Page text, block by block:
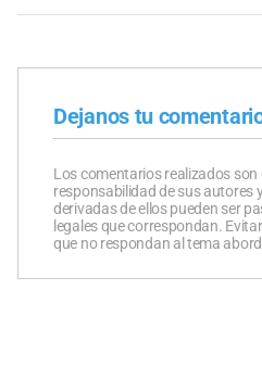
Dejanos tu
Los comentarios realizados son
responsabilidad de sus autores
derivadas de ellos pueden ser
legales que correspondan.
que no respondan al tema